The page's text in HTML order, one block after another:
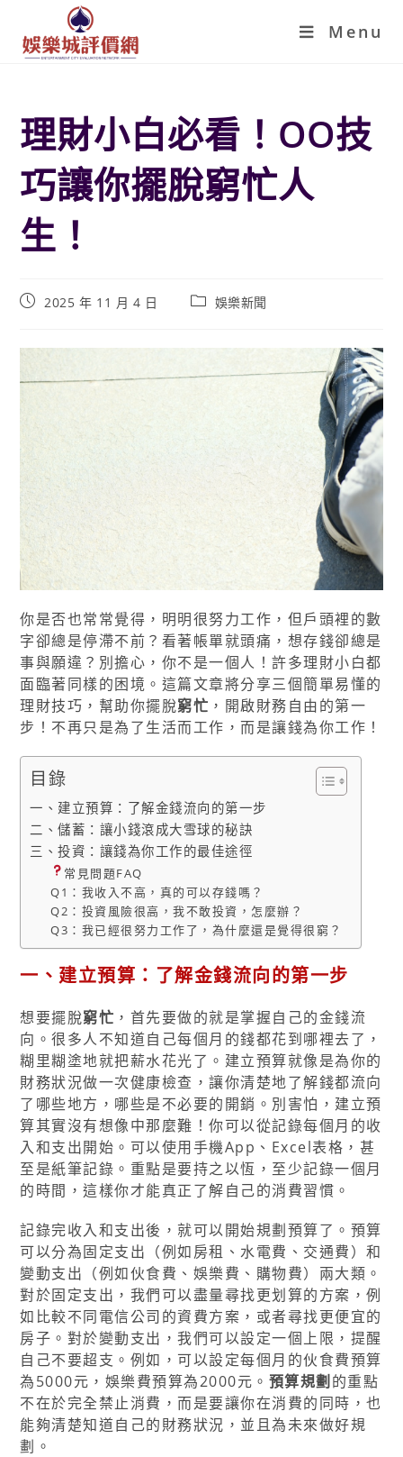
Menu
理財小白必看！OO技
巧讓你擺脫窮忙人
生！
2025 年 11 月 4 日 娛樂新聞
你是否也常常覺得，明明很努力工作，但戶頭裡的數
字卻總是停滯不前？看著帳單就頭痛，想存錢卻總是
事與願違？別擔心，你不是一個人！許多理財小白都
面臨著同樣的困境。這篇文章將分享三個簡單易懂的
理財技巧，幫助你擺脫窮忙 ，開啟財務自由的第一
步！不再只是為了生活而工作，而是讓錢為你工作！
目錄
一、建立預算：了解金錢流向的第一步
二、儲蓄：讓小錢滾成大雪球的秘訣
三、投資：讓錢為你工作的最佳途徑
常見問題FAQ
Q1：我收入不高，真的可以存錢嗎？
Q2：投資風險很高，我不敢投資，怎麼辦？
Q3：我已經很努力工作了，為什麼還是覺得很窮？
一、建立預算：了解金錢流向的第一步
想要擺脫窮忙 ，首先要做的就是掌握自己的金錢流
向。很多人不知道自己每個月的錢都花到哪裡去了，
糊里糊塗地就把薪水花光了。建立預算就像是為你的
財務狀況做一次健康檢查，讓你清楚地了解錢都流向
了哪些地方，哪些是不必要的開銷。別害怕，建立預
算其實沒有想像中那麼難！你可以從記錄每個月的收
入和支出開始。可以使用手機App、Excel表格，甚
至是紙筆記錄。重點是要持之以恆，至少記錄一個月
的時間，這樣你才能真正了解自己的消費習慣。
記錄完收入和支出後，就可以開始規劃預算了。預算
可以分為固定支出（例如房租、水電費、交通費）和
變動支出（例如伙食費、娛樂費、購物費）兩大類。
對於固定支出，我們可以盡量尋找更划算的方案，例
如比較不同電信公司的資費方案，或者尋找更便宜的
房子。對於變動支出，我們可以設定一個上限，提醒
自己不要超支。例如，可以設定每個月的伙食費預算
為5000元，娛樂費預算為2000元。 預算規劃 的重點
不在於完全禁止消費，而是要讓你在消費的同時，也
能夠清楚知道自己的財務狀況，並且為未來做好規
劃。